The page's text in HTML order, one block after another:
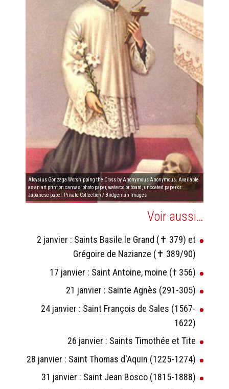
Aloysius Gonzaga Worshipping the Cross by Anonymous Anonymous. Available
as an art print on canvas, photo paper, watercolor board, uncoated paper or
Japanese paper. Private Collection / Bridgeman Images
Voir aussi…
2 janvier : Saints Basile le Grand (✝ 379) et
Grégoire de Nazianze (✝ 389/90)
17 janvier : Saint Antoine, moine († 356)
21 janvier : Sainte Agnès (291-305)
24 janvier : Saint François de Sales (1567-
1622)
26 janvier : Saints Timothée et Tite
28 janvier : Saint Thomas d'Aquin (1225-1274)
31 janvier : Saint Jean Bosco (1815-1888)